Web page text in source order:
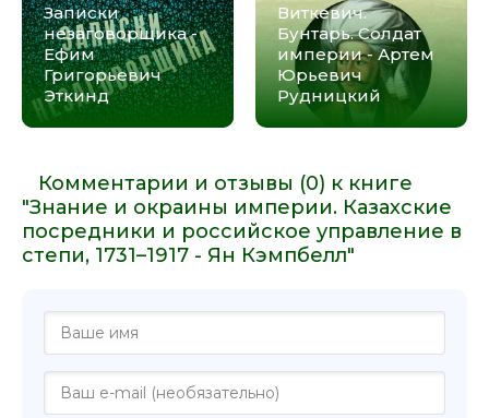
Записки
незаговорщика -
Ефим
Григорьевич
Эткинд
Виткевич.
Бунтарь. Солдат
империи - Артем
Юрьевич
Рудницкий
Комментарии и отзывы (0) к книге
"Знание и окраины империи. Казахские
посредники и российское управление в
степи, 1731–1917 - Ян Кэмпбелл"